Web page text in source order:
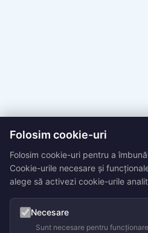
Folosim cookie-uri
Folosim cookie-uri pentru a
Cookie-urile necesare și
alege să activezi cookie-urile
Necesare
Sunt necesare pentru